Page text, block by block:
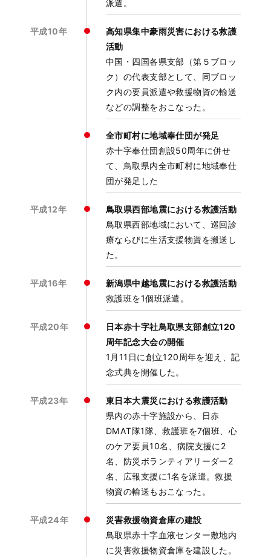
派遣。
平成10年
高知県集中豪雨災害における救護
活動
中国・四国各県支部（第５ブロッ
ク）の代表支部として、同ブロッ
ク内の要員派遣や救援物資の輸送
などの調整をおこなった。
全市町村に地域奉仕団が発足
赤十字奉仕団創設50周年に併せ
て、鳥取県内全市町村に地域奉仕
団が発足した
平成12年
鳥取県西部地震における救護活動
鳥取県西部地域において、巡回診
療ならびに生活支援物資を搬送し
た。
平成16年
新潟県中越地震における救護活動
救護班を1個班派遣。
平成20年
日本赤十字社鳥取県支部創立120
周年記念大会の開催
1月11日に創立120周年を迎え、記
念式典を開催した。
平成23年
東日本大震災における救護活動
県内の赤十字施設から、日赤
DMAT隊1隊、救護班を7個班、心
のケア要員10名、病院支援に2
名、防災ボランティアリーダー2
名、広報支援に1名を派遣。救援
物資の輸送もおこなった。
平成24年
災害救援物資倉庫の建設
鳥取県赤十字血液センター敷地内
に災害救援物資倉庫を建設した。